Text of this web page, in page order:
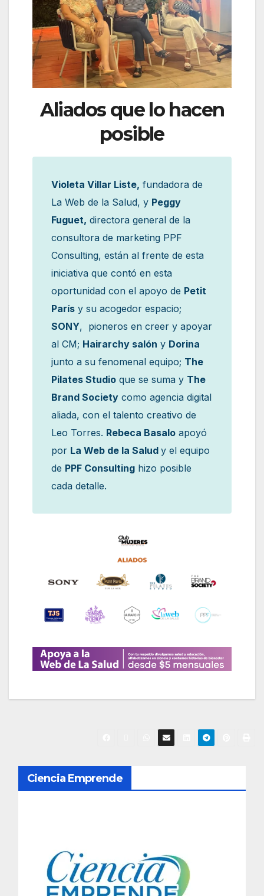
Aliados que lo hacen
posible
Violeta Villar Liste, fundadora de
La Web de la Salud, y Peggy
Fuguet, directora general de la
consultora de marketing PPF
Consulting, están al frente de esta
iniciativa que contó en esta
oportunidad con el apoyo de Petit
París y su acogedor espacio;
SONY, pioneros en creer y apoyar
al CM; Hairarchy salón y Dorina
junto a su fenomenal equipo; The
Pilates Studio que se suma y The
Brand Society como agencia digital
aliada, con el talento creativo de
Leo Torres. Rebeca Basalo apoyó
por La Web de la Salud y el equipo
de PPF Consulting hizo posible
cada detalle.
N
a
Ciencia Emprende